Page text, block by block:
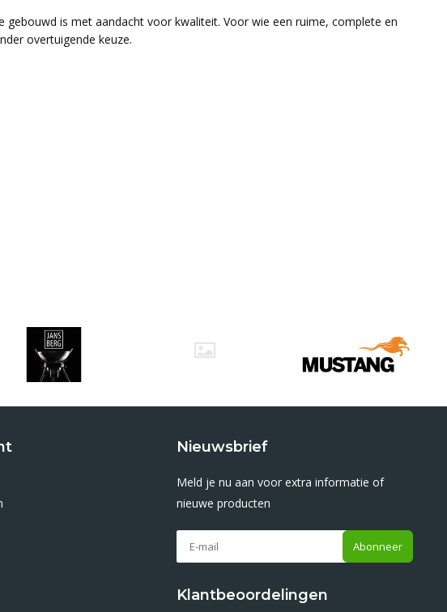
is met aandacht voor kwaliteit. Voor wie een ruime, complete en
overtuigende keuze.
Nieuwsbrief
Meld je nu aan voor extra informatie of
nieuwe producten
Abonneer
Klantbeoordelingen